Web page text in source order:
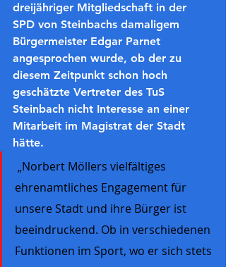
dreijähriger Mitgliedschaft in der
SPD von Steinbachs damaligem
Bürgermeister Edgar Parnet
angesprochen wurde, ob der zu
diesem Zeitpunkt schon hoch
geschätzte Vertreter des TuS
Steinbach nicht Interesse an einer
Mitarbeit im Magistrat der Stadt
hätte.
„Norbert Möllers vielfältiges
ehrenamtliches Engagement für
unsere Stadt und ihre Bürger ist
beeindruckend. Ob in verschiedenen
Funktionen im Sport, wo er sich stets